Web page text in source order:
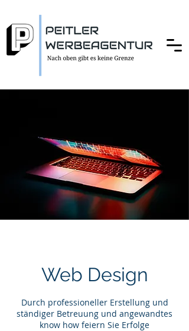
Web Design
Durch professioneller Erstellung und
ständiger Betreuung und angewandtes
know how feiern Sie Erfolge